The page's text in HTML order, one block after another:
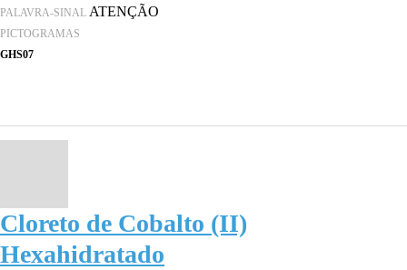
PALAVRA-SINAL ATENÇÃO
PICTOGRAMAS
GHS07
Cloreto de Cobalto (II)
Hexahidratado